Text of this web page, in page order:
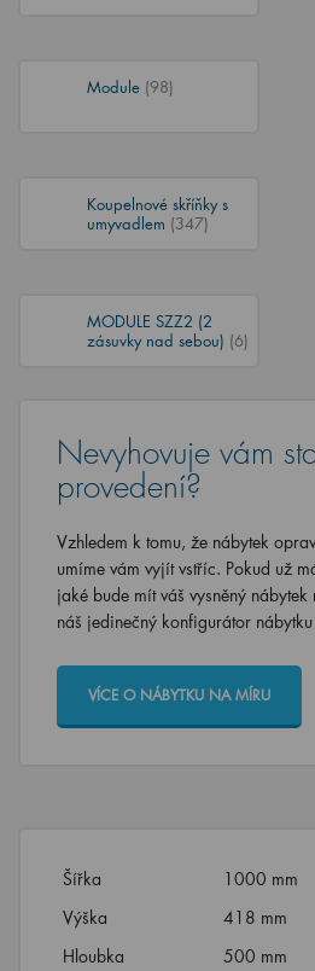
Module (98)
Koupelnové skříňky s
umyvadlem (347)
MODULE SZZ2 (2
zásuvky nad sebou) (6)
Nevyhovuje vám
provedení?
Vzhledem k tomu, že nábytek
umíme vám vyjít vstříc. Pokud už
jaké bude mít váš vysněný
náš jedinečný konfigurátor
VÍCE O NÁBYTKU NA MÍRU
Šířka
1000 mm
Výška
418 mm
Hloubka
500 mm